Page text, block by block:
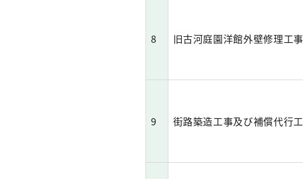
8 旧古河庭園洋館外壁修理工事
9 街路築造工事及び補償代行